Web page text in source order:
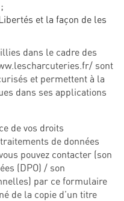
et la façon de les
dans le cadre des
sont
et permettent à la
dans ses applications
de vos droits
de données
pouvez contacter (son
(DPO) / son
par ce formulaire
de la copie d’un titre